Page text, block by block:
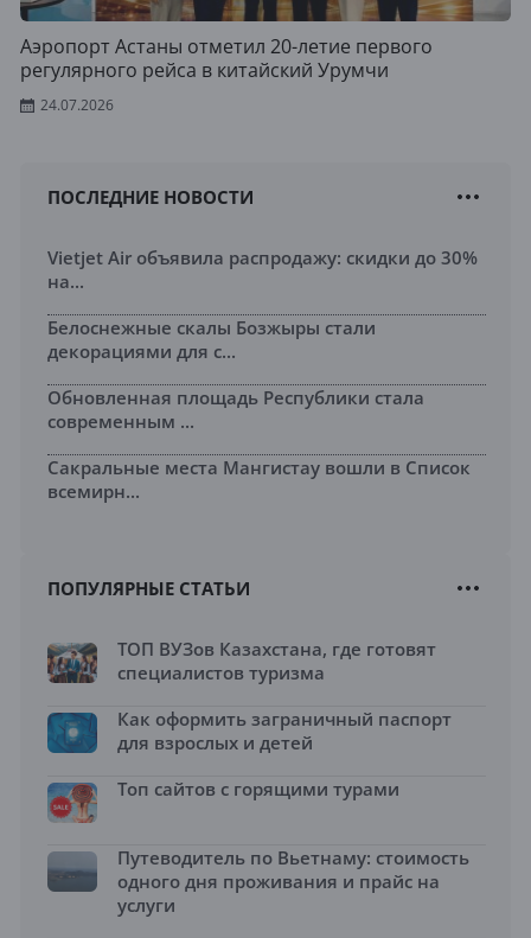
Аэропорт Астаны отметил 20-летие первого
регулярного рейса в китайский Урумчи
24.07.2026
ПОСЛЕДНИЕ НОВОСТИ
Vietjet Air объявила распродажу: скидки до 30%
на...
Белоснежные скалы Бозжыры стали
декорациями для с...
Обновленная площадь Республики стала
современным ...
Сакральные места Мангистау вошли в Список
всемирн...
ПОПУЛЯРНЫЕ СТАТЬИ
ТОП ВУЗов Казахстана, где готовят
специалистов туризма
Как оформить заграничный паспорт
для взрослых и детей
Топ сайтов с горящими турами
Путеводитель по Вьетнаму: стоимость
одного дня проживания и прайс на
услуги